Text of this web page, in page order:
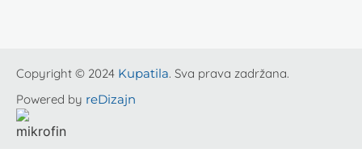
Copyright © 2024 Kupatila. Sva prava zadržana.
Powered by reDizajn